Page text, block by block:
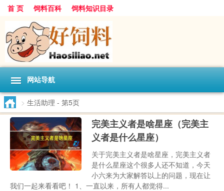
首 页 饲料百科 饲料知识目录
网站导航
> 生活助理 - 第5页
完美主义者是啥星座（完美主
义者是什么星座）
关于完美主义者是啥星座，完美主义者
是什么星座这个很多人还不知道，今天
小六来为大家解答以上的问题，现在让
我们一起来看看吧！ 1、一直以来，所有人都觉得...